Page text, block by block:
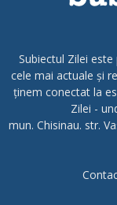
Subiectul Zilei
cele mai actuale și
ținem conectat la
Zilei -
mun. Chisinau. str.